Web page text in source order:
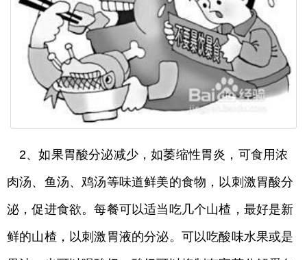
2、如果胃酸分泌减少，如萎缩性胃炎，可食用浓
肉汤、鱼汤、鸡汤等味道鲜美的食物，以刺激胃酸分
泌，促进食欲。每餐可以适当吃几个山楂，最好是新
鲜的山楂，以刺激胃液的分泌。可以吃酸味水果或是